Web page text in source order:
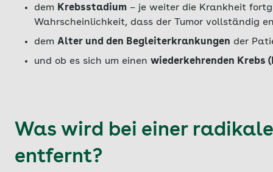
dem Krebsstadium – je weiter die Krankheit
Wahrscheinlichkeit, dass der Tumor vollständig
dem Alter und den Begleiterkrankungen der
und ob es sich um einen wiederkehrenden Krebs
Was wird bei einer
entfernt?